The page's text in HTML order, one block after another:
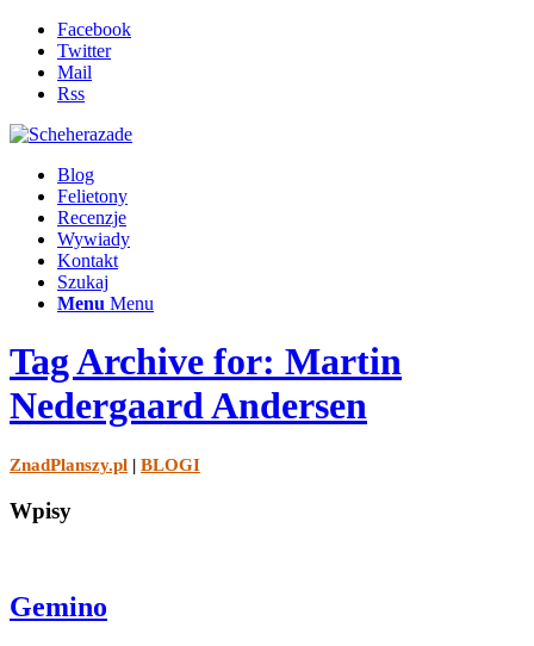
Facebook
Twitter
Mail
Rss
Blog
Felietony
Recenzje
Wywiady
Kontakt
Szukaj
Menu Menu
Tag Archive for: Martin
Nedergaard Andersen
ZnadPlanszy.pl | BLOGI
Wpisy
Gemino